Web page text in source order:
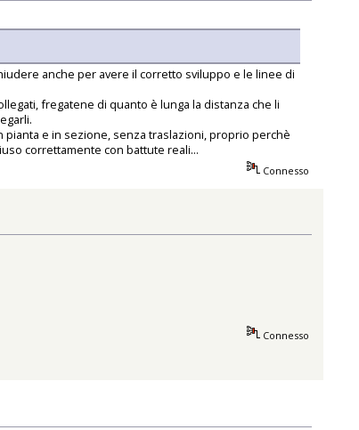
anche per avere il corretto sviluppo e le linee di
fregatene di quanto è lunga la distanza che li
e in sezione, senza traslazioni, proprio perchè
correttamente con battute reali...
Connesso
Connesso